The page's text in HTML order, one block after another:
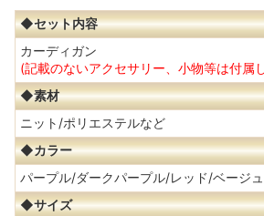
◆セット内容
カーディガン
(記載のないアクセサリー、小物等は付属
◆素材
ニット/ポリエステルなど
◆カラー
パープル/ダークパープル/レッド/ベージ
◆サイズ